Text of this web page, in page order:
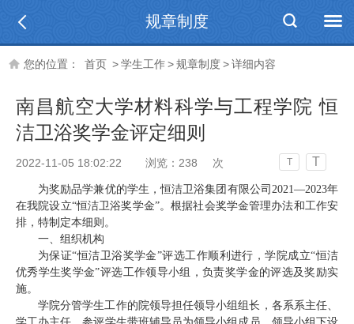
规章制度
您的位置： 首页 >学生工作>规章制度>详细内容
南昌航空大学材料科学与工程学院 恒
洁卫浴奖学金评定细则
2022-11-05 18:02:22 浏览： 238 次 T T
为奖励品学兼优的学生，恒洁卫浴集团有限公司 2021—2023年
在我院设立“恒洁卫浴奖学金”。根据社会奖学金管理办法和工作安
排，特制定本细则。
一、组织机构
为保证“恒洁卫浴奖学金”评选工作顺利进行，学院成立“恒洁
优秀学生奖学金”评选工作领导小组，负责奖学金的评选及奖励实
施。
学院分管学生工作的院领导担任领导小组组长， 各系系主任、